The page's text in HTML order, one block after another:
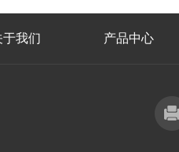
于我们 产品中心